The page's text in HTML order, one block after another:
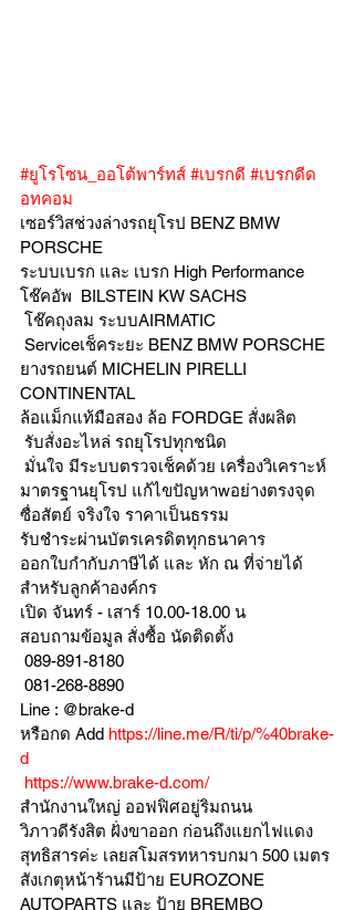
#ยูโรโซน_ออโต้พาร์ทส์ #เบรกดี #เบรกดีด
อทคอม
เซอร์วิสช่วงล่างรถยุโรป BENZ BMW
PORSCHE
ระบบเบรก และ เบรก High Performance
โช๊คอัพ  BILSTEIN KW SACHS
โช๊คถุงลม ระบบAIRMATIC
Serviceเช็คระยะ BENZ BMW PORSCHE
ยางรถยนต์ MICHELIN PIRELLI
CONTINENTAL
ล้อแม็กแท้มือสอง ล้อ FORDGE สั่งผลิต
รับสั่งอะไหล่ รถยุโรปทุกชนิด
มาตรฐานยุโรป แก้ไขปัญหาwอย่างตรงจุด
ซื่อสัตย์ จริงใจ ราคาเป็นธรรม
รับชำระผ่านบัตรเครดิตทุกธนาคาร
ออกใบกำกับภาษีได้ และ หัก ณ ที่จ่ายได้
สำหรับลูกค้าองค์กร
เปิด จันทร์ - เสาร์ 10.00-18.00 น
สอบถามข้อมูล สั่งซื้อ นัดติดตั้ง
089-891-8180
081-268-8890
Line : @brake-d
หรือกด Add https://line.me/R/ti/p/%40brake-
d
https://www.brake-d.com/
สำนักงานใหญ่ ออฟฟิศอยู่ริมถนน
วิภาวดีรังสิต ฝั่งขาออก ก่อนถึงแยกไฟแดง
สุทธิสารค่ะ เลยสโมสรทหารบกมา 500 เมตร
สังเกตุหน้าร้านมีป้าย EUROZONE
AUTOPARTS และ ป้าย BREMBO